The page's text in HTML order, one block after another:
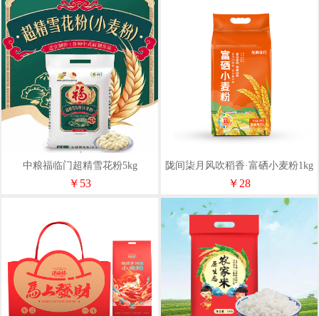
中粮福临门超精雪花粉5kg
￥53
陇间柒月风吹稻香·富硒小麦粉1kg
￥28